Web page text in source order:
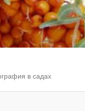
в садах